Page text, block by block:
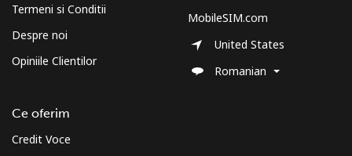
Termeni si Conditii
Despre noi
Opiniile Clientilor
Ce oferim
Credit Voce
MobileSIM.com
United States
Romanian